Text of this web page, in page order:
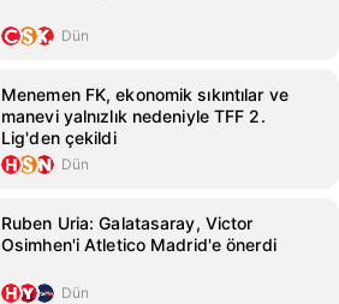
Dün
Menemen FK, ekonomik sıkıntılar ve
manevi yalnızlık nedeniyle TFF 2.
Lig'den çekildi
Dün
Ruben Uria: Galatasaray, Victor
Osimhen'i Atletico Madrid'e önerdi
Dün